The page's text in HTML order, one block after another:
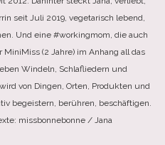
seit Juli 2019, vegetarisch lebend,
Und eine #workingmom, die auch
(2 Jahre) im Anhang all das
Windeln, Schlafliedern und
von Dingen, Orten, Produkten und
begeistern, berühren, beschäftigen.
missbonnebonne / Jana